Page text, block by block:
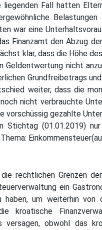
Fall hatten
war eine
Finanzamt den Abzug
klar, dass die Höhe
nicht
Grundfreibetrags
weiter, dass die
nicht verbrauchte
vorschüssig gezahlte
(01.01.2019)
rechtlichen Grenzen
ein
um weiterhin von
kroatische
versagen, obwohl das